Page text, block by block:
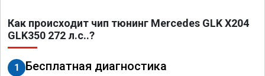
Как происходит чип тюнинг Mercedes GLK X204
GLK350 272 л.с..?
1 Бесплатная диагностика